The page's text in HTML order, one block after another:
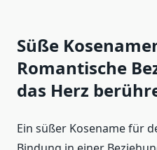
Süße
Romantische
das Herz
Ein süßer Kosename für